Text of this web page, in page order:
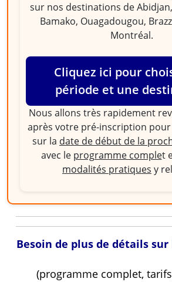
sur nos destinations de
Bamako, Ouagadougou,
Montréal.
Cliquez ici pour
période et une
Nous allons très rapidement
après votre pré-inscription
sur la date de début de la
avec le programme complet
modalités pratiques y
Besoin de plus de détails
(programme complet,